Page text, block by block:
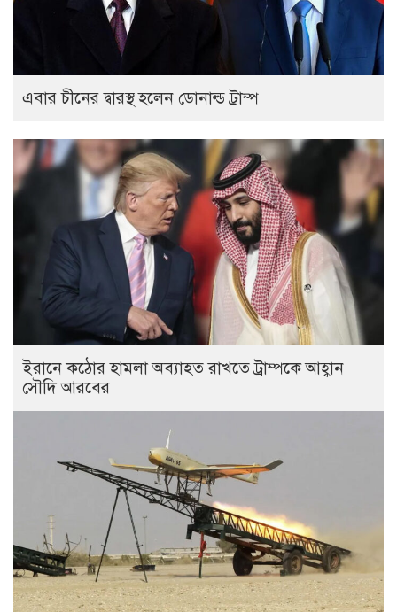
এবার চীনের দ্বারস্থ হলেন ডোনাল্ড ট্রাম্প
ইরানে কঠোর হামলা অব্যাহত রাখতে ট্রাম্পকে আহ্বান
সৌদি আরবের